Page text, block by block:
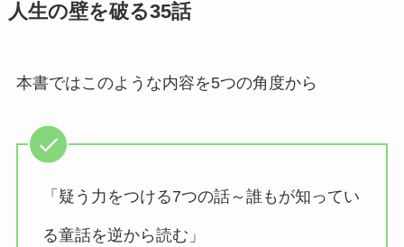
人生の壁を破る35話
本書ではこのような内容を5つの角度から
「疑う力をつける7つの話～誰もが知ってい
る童話を逆から読む」